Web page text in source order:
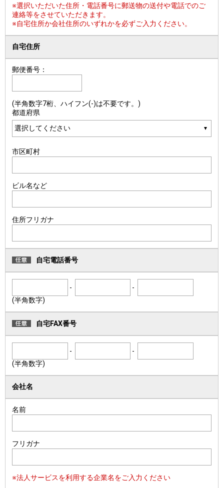
※選択いただいた住所・電話番号に郵送物の送付や電話でのご
連絡等をさせていただきます。
※自宅住所か会社住所のいずれかを必ずご入力ください。
自宅住所
郵便番号：
(半角数字7桁、ハイフン(-)は不要です。)
都道府県
市区町村
ビル名など
住所フリガナ
自宅電話番号
-
-
(半角数字)
自宅FAX番号
-
-
(半角数字)
会社名
名前
フリガナ
※法人サービスを利用する企業名をご入力ください